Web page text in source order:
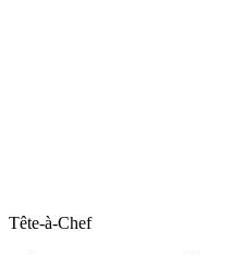
Tête-à-Chef